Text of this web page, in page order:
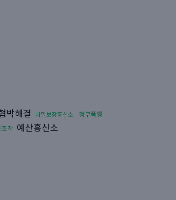
박해결 비밀보장흥신소 청부폭행
조작 예산흥신소